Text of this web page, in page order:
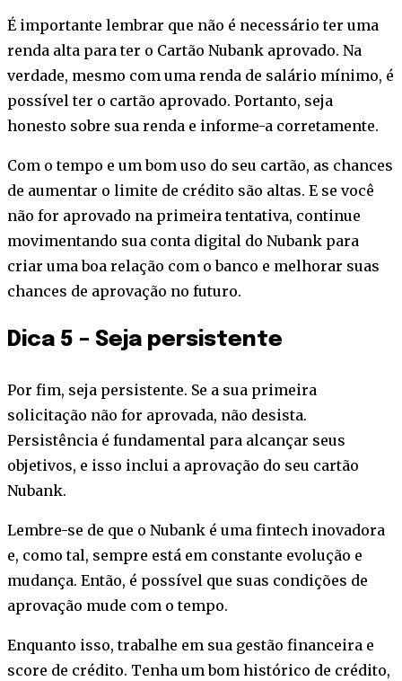
É importante lembrar que não é necessário ter uma
renda alta para ter o Cartão Nubank aprovado. Na
verdade, mesmo com uma renda de salário mínimo, é
possível ter o cartão aprovado. Portanto, seja
honesto sobre sua renda e informe-a corretamente.
Com o tempo e um bom uso do seu cartão, as chances
de aumentar o limite de crédito são altas. E se você
não for aprovado na primeira tentativa, continue
movimentando sua conta digital do Nubank para
criar uma boa relação com o banco e melhorar suas
chances de aprovação no futuro.
Dica 5 – Seja persistente
Por fim, seja persistente. Se a sua primeira
solicitação não for aprovada, não desista.
Persistência é fundamental para alcançar seus
objetivos, e isso inclui a aprovação do seu cartão
Nubank.
Lembre-se de que o Nubank é uma fintech inovadora
e, como tal, sempre está em constante evolução e
mudança. Então, é possível que suas condições de
aprovação mude com o tempo.
Enquanto isso, trabalhe em sua gestão financeira e
score de crédito. Tenha um bom histórico de crédito,